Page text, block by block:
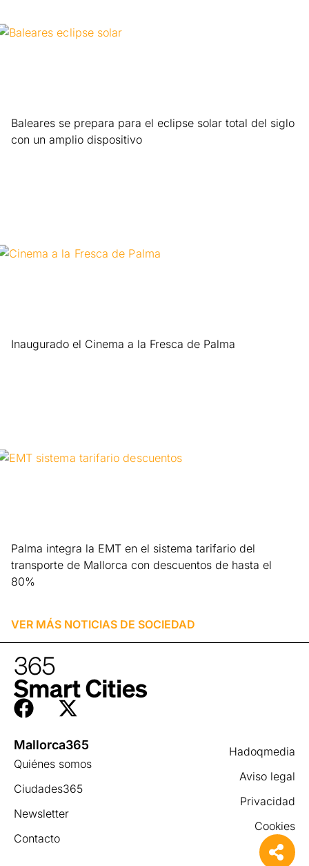
Baleares se prepara para el eclipse solar total del siglo
con un amplio dispositivo
Inaugurado el Cinema a la Fresca de Palma
Palma integra la EMT en el sistema tarifario del
transporte de Mallorca con descuentos de hasta el
80%
VER MÁS NOTICIAS DE SOCIEDAD
Hadoqmedia
Aviso legal
Privacidad
Cookies
Mallorca365
Quiénes somos
Ciudades365
Newsletter
Contacto